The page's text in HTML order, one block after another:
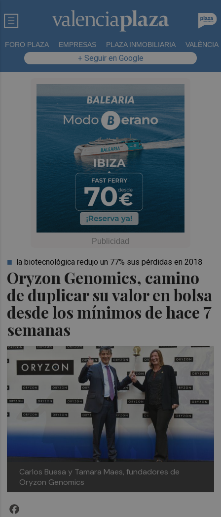
FORO PLAZA EMPRESAS PLAZA INMOBILIARIA VALÈNCIA
+ Seguir en Google
Oryzon Genomics, camino
de duplicar su valor en bolsa
desde los mínimos de hace 7
semanas
la biotecnológica redujo un 77% sus pérdidas en 2018
Carlos Buesa y Tamara Maes, fundadores de
Oryzon Genomics